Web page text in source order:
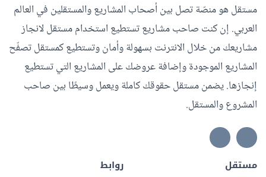
مستقل هو منصّة تصل بين أصحاب المشاريع والمستقلين في العالم
العربي. إن كنت صاحب مشاريع تستطيع استخدام مستقل لانجاز
مشاريعك من خلال الانترنت بسهولة وأمان وتستطيع كمستقل تصفّح
المشاريع الموجودة وإضافة عروضك على المشاريع التي تستطيع
إنجازها. يضمن مستقل حقوقك كاملة ويعمل وسيطًا بين صاحب
المشروع والمستقل.
مستقل روابط